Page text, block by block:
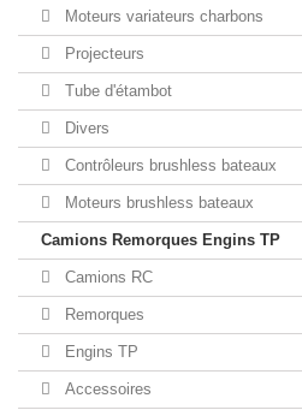
Moteurs variateurs charbons
Projecteurs
Tube d'étambot
Divers
Contrôleurs brushless bateaux
Moteurs brushless bateaux
Camions Remorques Engins TP
Camions RC
Remorques
Engins TP
Accessoires